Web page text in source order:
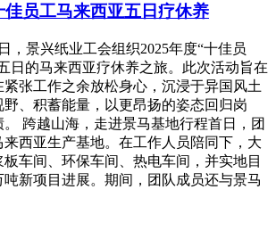
佳员工马来西亚五日疗休养
，景兴纸业工会组织2025年度“十佳员
日的马来西亚疗休养之旅。此次活动旨在
张工作之余放松身心，沉浸于异国风土
野、积蓄能量，以更昂扬的姿态回归岗
跨越山海，走进景马基地行程首日，团
来西亚生产基地。在工作人员陪同下，大
车间、环保车间、热电车间，并实地目
吨新项目进展。期间，团队成员还与景马